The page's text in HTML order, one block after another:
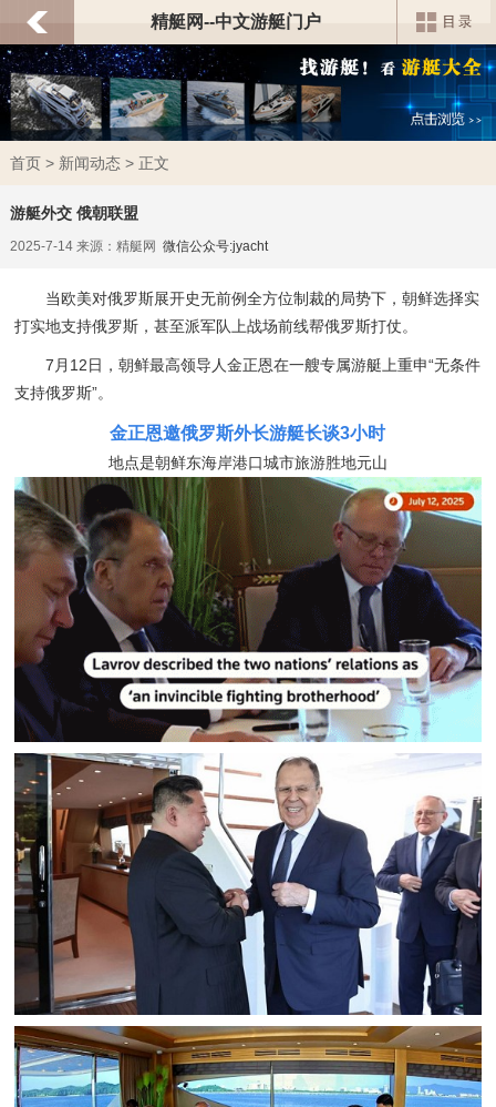
精艇网--中文游艇门户
首页> 新闻动态> 正文
游艇外交 俄朝联盟
2025-7-14 来源：精艇网 微信公众号:jyacht
当欧美对俄罗斯展开史无前例全方位制裁的局势下，朝鲜选择实
打实地支持俄罗斯，甚至派军队上战场前线帮俄罗斯打仗。
7月12日，朝鲜最高领导人金正恩在一艘专属游艇上重申“无条件
支持俄罗斯”。
金正恩邀俄罗斯外长游艇长谈3小时
地点是朝鲜东海岸港口城市旅游胜地元山